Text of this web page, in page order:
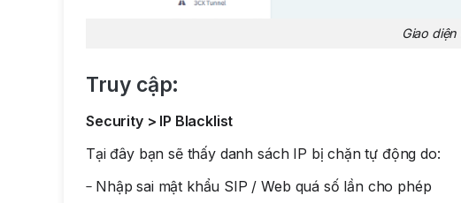
Giao diện
Truy cập:
Security > IP Blacklist
Tại đây bạn sẽ thấy danh sách IP bị chặn tự động do:
Nhập sai mật khẩu SIP / Web quá số lần cho phép